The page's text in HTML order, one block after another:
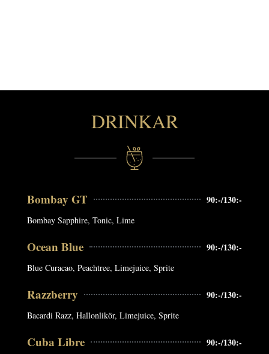
DRINKAR
Bombay GT 90:-/130:-
Bombay Sapphire, Tonic, Lime
Ocean Blue 90:-/130:-
Blue Curacao, Peachtree, Limejuice, Sprite
Razzberry 90:-/130:-
Bacardi Razz, Hallonlikör, Limejuice, Sprite
Cuba Libre 90:-/130:-